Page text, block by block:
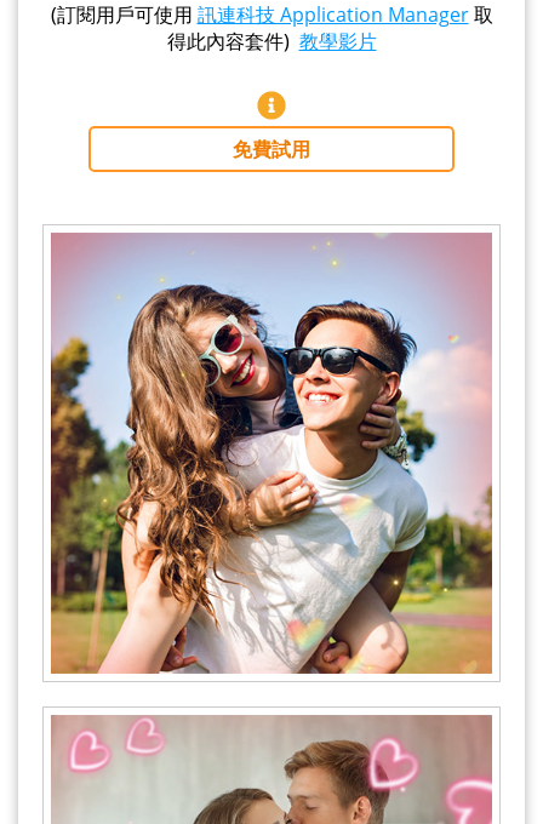
(訂閱用戶可使用 訊連科技 Application Manager取
得此內容套件) 教學影片
免費試用